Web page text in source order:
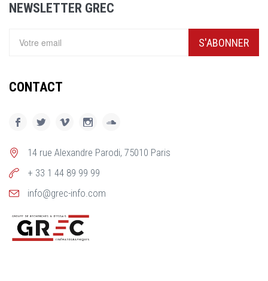
NEWSLETTER GREC
S'ABONNER
CONTACT
14 rue Alexandre Parodi, 75010 Paris
+ 33 1 44 89 99 99
info@grec-info.com